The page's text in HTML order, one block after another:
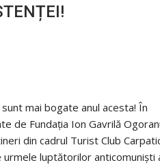
sunt mai bogate anul acesta! În
de Fundația Ion Gavrilă
din cadrul Turist Club
urmele luptătorilor anticomuniști